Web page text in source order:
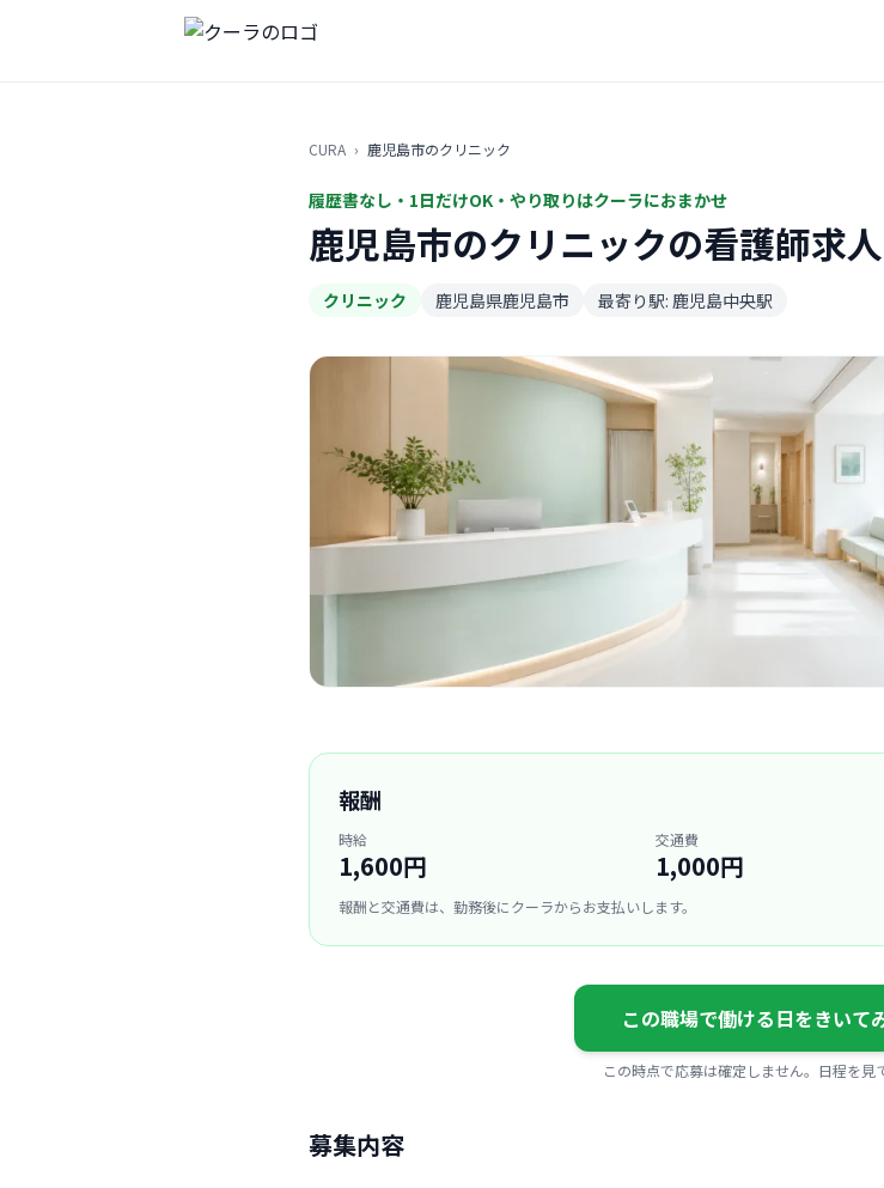
CURA › 鹿児島市のクリニック
履歴書なし・1日だけOK・やり取りはクーラにおまかせ
鹿児島市のクリニックの看護師求
クリニック 鹿児島県鹿児島市 最寄り駅: 鹿児島中央駅
報酬
時給
1,600円
交通費
1,000円
報酬と交通費は、勤務後にクーラからお支払いします。
この職場で働ける日をきいて
この時点で応募は確定しません。日程を見
募集内容